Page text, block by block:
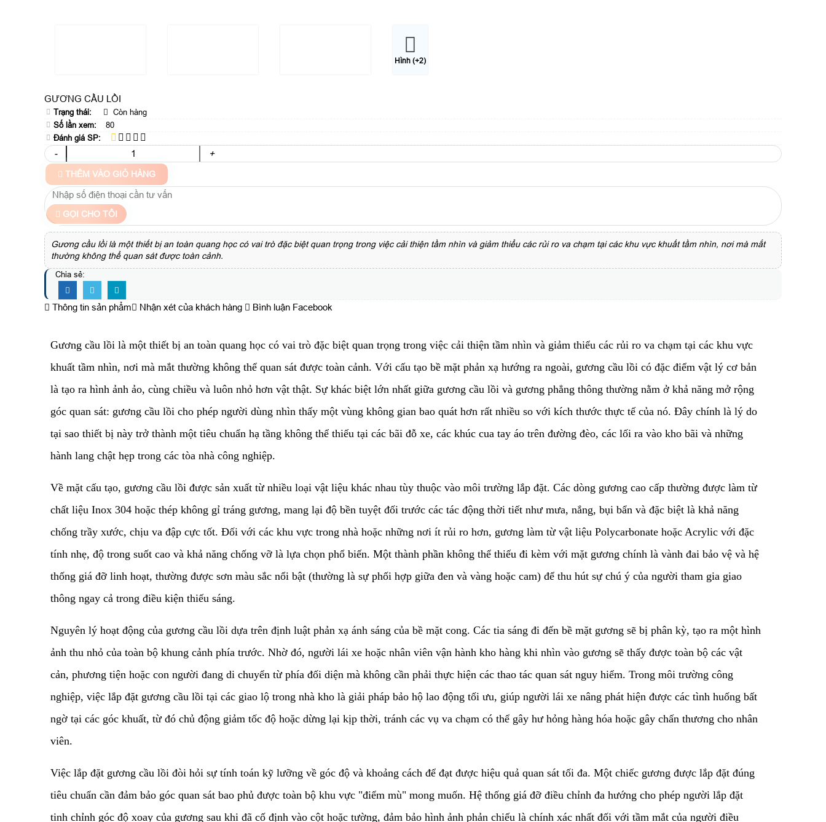
Hình (+2)
GƯƠNG CẦU LỒI
Trạng thái:
Còn hàng
Số lần xem:
80
Đánh giá SP:
- +
THÊM VÀO GIỎ HÀNG
GỌI CHO TÔI
Gương cầu lồi là một thiết bị an toàn quang học có vai trò đặc biệt quan trọng trong việc cải thiện tầm nhìn và giảm thiểu các rủi ro va chạm tại các khu vực khuất tầm nhìn, nơi mà mắt
thường không thể quan sát được toàn cảnh.
Chia sẻ:
Thông tin sản phẩm Nhận xét của khách hàng Bình luận Facebook
Gương cầu lồi là một thiết bị an toàn quang học có vai trò đặc biệt quan trọng trong việc cải thiện tầm nhìn và giảm thiểu các rủi ro va chạm tại các khu vực
khuất tầm nhìn, nơi mà mắt thường không thể quan sát được toàn cảnh. Với cấu tạo bề mặt phản xạ hướng ra ngoài, gương cầu lồi có đặc điểm vật lý cơ bản
là tạo ra hình ảnh ảo, cùng chiều và luôn nhỏ hơn vật thật. Sự khác biệt lớn nhất giữa gương cầu lồi và gương phẳng thông thường nằm ở khả năng mở rộng
góc quan sát: gương cầu lồi cho phép người dùng nhìn thấy một vùng không gian bao quát hơn rất nhiều so với kích thước thực tế của nó. Đây chính là lý do
tại sao thiết bị này trở thành một tiêu chuẩn hạ tầng không thể thiếu tại các bãi đỗ xe, các khúc cua tay áo trên đường đèo, các lối ra vào kho bãi và những
hành lang chật hẹp trong các tòa nhà công nghiệp.
​Về mặt cấu tạo, gương cầu lồi được sản xuất từ nhiều loại vật liệu khác nhau tùy thuộc vào môi trường lắp đặt. Các dòng gương cao cấp thường được làm từ
chất liệu Inox 304 hoặc thép không gỉ tráng gương, mang lại độ bền tuyệt đối trước các tác động thời tiết như mưa, nắng, bụi bẩn và đặc biệt là khả năng
chống trầy xước, chịu va đập cực tốt. Đối với các khu vực trong nhà hoặc những nơi ít rủi ro hơn, gương làm từ vật liệu Polycarbonate hoặc Acrylic với đặc
tính nhẹ, độ trong suốt cao và khả năng chống vỡ là lựa chọn phổ biến. Một thành phần không thể thiếu đi kèm với mặt gương chính là vành đai bảo vệ và hệ
thống giá đỡ linh hoạt, thường được sơn màu sắc nổi bật (thường là sự phối hợp giữa đen và vàng hoặc cam) để thu hút sự chú ý của người tham gia giao
thông ngay cả trong điều kiện thiếu sáng.
​Nguyên lý hoạt động của gương cầu lồi dựa trên định luật phản xạ ánh sáng của bề mặt cong. Các tia sáng đi đến bề mặt gương sẽ bị phân kỳ, tạo ra một hình
ảnh thu nhỏ của toàn bộ khung cảnh phía trước. Nhờ đó, người lái xe hoặc nhân viên vận hành kho hàng khi nhìn vào gương sẽ thấy được toàn bộ các vật
cản, phương tiện hoặc con người đang di chuyển từ phía đối diện mà không cần phải thực hiện các thao tác quan sát nguy hiểm. Trong môi trường công
nghiệp, việc lắp đặt gương cầu lồi tại các giao lộ trong nhà kho là giải pháp bảo hộ lao động tối ưu, giúp người lái xe nâng phát hiện được các tình huống bất
ngờ tại các góc khuất, từ đó chủ động giảm tốc độ hoặc dừng lại kịp thời, tránh các vụ va chạm có thể gây hư hỏng hàng hóa hoặc gây chấn thương cho nhân
viên.
​Việc lắp đặt gương cầu lồi đòi hỏi sự tính toán kỹ lưỡng về góc độ và khoảng cách để đạt được hiệu quả quan sát tối đa. Một chiếc gương được lắp đặt đúng
tiêu chuẩn cần đảm bảo góc quan sát bao phủ được toàn bộ khu vực "điểm mù" mong muốn. Hệ thống giá đỡ điều chỉnh đa hướng cho phép người lắp đặt
tinh chỉnh góc độ xoay của gương sau khi đã cố định vào cột hoặc tường, đảm bảo hình ảnh phản chiếu là chính xác nhất đối với tầm mắt của người điều